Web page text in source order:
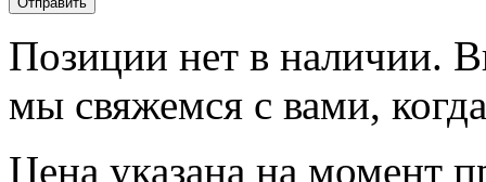
Позиции нет в наличии.
мы свяжемся с вами,
Цена указана на момент